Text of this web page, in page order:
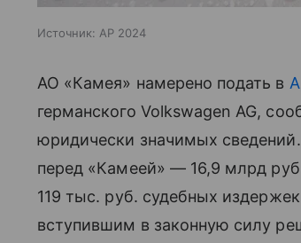
Источник: AP 2024
АО «Камея» намерено подать в
германского Volkswagen AG,
юридически значимых
перед «Камеей» — 16,9 млрд
119 тыс. руб. судебных
вступившим в законную силу